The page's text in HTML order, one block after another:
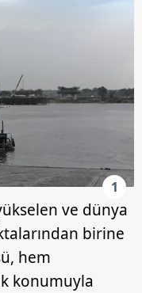
1
ve dünya
birine
hem
konumuyla